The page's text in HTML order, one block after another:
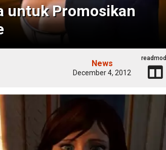
untuk Promosikan
News
December 4, 2012